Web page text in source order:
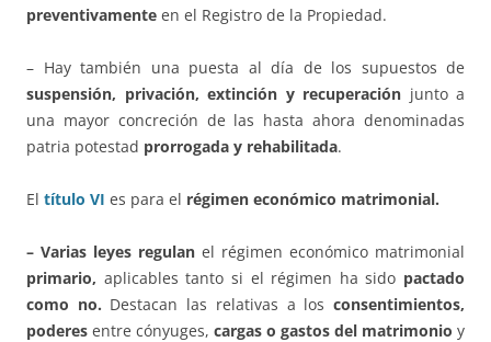
preventivamente en el Registro de la Propiedad.
– Hay también una puesta al día de los supuestos de
suspensión, privación, extinción y recuperación junto a
una mayor concreción de las hasta ahora denominadas
patria potestad prorrogada y rehabilitada.
El título VI es para el régimen económico matrimonial.
– Varias leyes regulan el régimen económico matrimonial
primario, aplicables tanto si el régimen ha sido pactado
como no. Destacan las relativas a losconsentimientos,
poderes entre cónyuges, cargas o gastos del matrimonio y